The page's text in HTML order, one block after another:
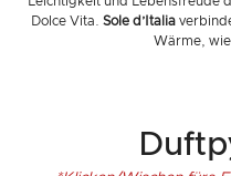
Dolce Vita. Sole d’Italia
Wärme, wie